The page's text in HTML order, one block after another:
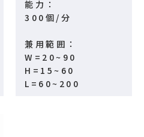
能力：
300個/分
兼用範囲：
W=20~90
H=15~60
L=60~200